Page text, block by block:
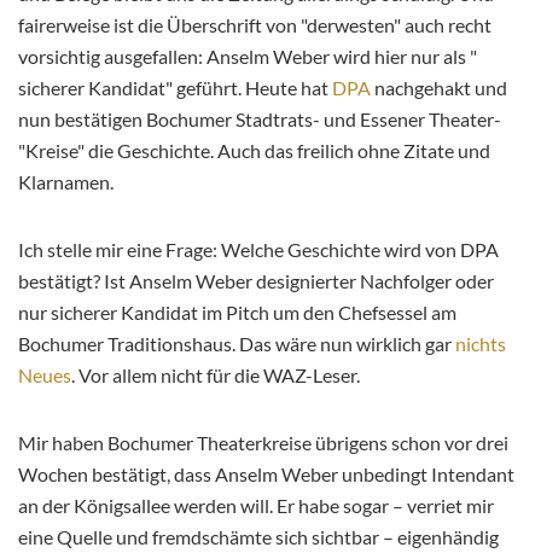
fairerweise ist die Überschrift von "derwesten" auch recht
vorsichtig ausgefallen: Anselm Weber wird hier nur als "
sicherer Kandidat" geführt. Heute hat DPA nachgehakt und
nun bestätigen Bochumer Stadtrats- und Essener Theater-
"Kreise" die Geschichte. Auch das freilich ohne Zitate und
Klarnamen.
Ich stelle mir eine Frage: Welche Geschichte wird von DPA
bestätigt? Ist Anselm Weber designierter Nachfolger oder
nur sicherer Kandidat im Pitch um den Chefsessel am
Bochumer Traditionshaus. Das wäre nun wirklich gar nichts
Neues. Vor allem nicht für die WAZ-Leser.
Mir haben Bochumer Theaterkreise übrigens schon vor drei
Wochen bestätigt, dass Anselm Weber unbedingt Intendant
an der Königsallee werden will. Er habe sogar – verriet mir
eine Quelle und fremdschämte sich sichtbar – eigenhändig